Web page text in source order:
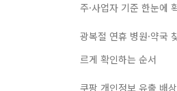
주·사업자 기준 한눈에
광복절 연휴 병원·약국
르게 확인하는 순서
쿠팡 개인정보 유출 배